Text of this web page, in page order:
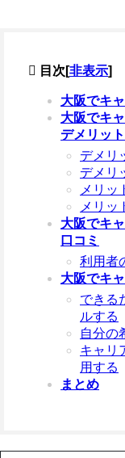
目次 [非表示]
大阪でキ
大阪でキ
デメリッ
デメリ
デメリ
メリッ
メリッ
大阪でキ
口コミ
利用者
大阪でキ
できる
ルする
自分の
キャリ
用する
まとめ